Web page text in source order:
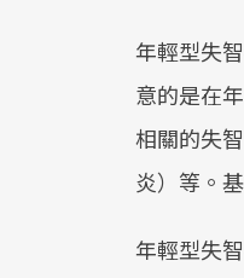
年輕型失
意的是在
相關的失
炎）等。
年輕型失